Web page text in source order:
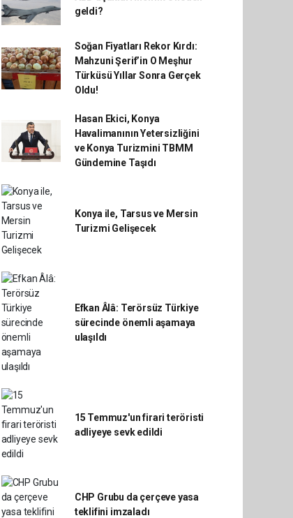
geldi?
Soğan Fiyatları Rekor Kırdı:
Mahzuni Şerif’in O Meşhur
Türküsü Yıllar Sonra Gerçek
Oldu!
Hasan Ekici, Konya
Havalimanının Yetersizliğini
ve Konya Turizmini TBMM
Gündemine Taşıdı
Konya ile, Tarsus ve Mersin
Turizmi Gelişecek
Efkan Âlâ: Terörsüz Türkiye
sürecinde önemli aşamaya
ulaşıldı
15 Temmuz'un firari teröristi
adliyeye sevk edildi
CHP Grubu da çerçeve yasa
teklifini imzaladı